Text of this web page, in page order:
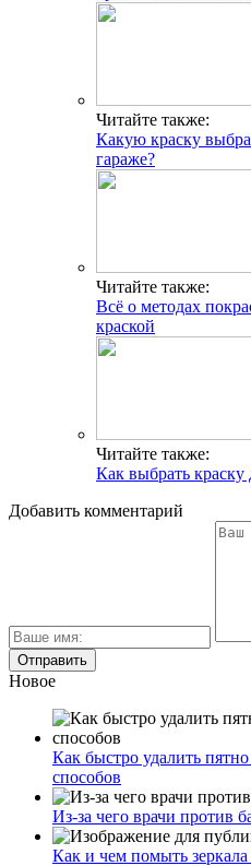
Читайте также:
Какую краску
гараже?
Читайте также:
Всё о методах
краской
Читайте также:
Как выбрать краску
Добавить комментарий
Новое
Как быстро удалить
способов
Из-за чего врачи против
Как и чем помыть зеркала